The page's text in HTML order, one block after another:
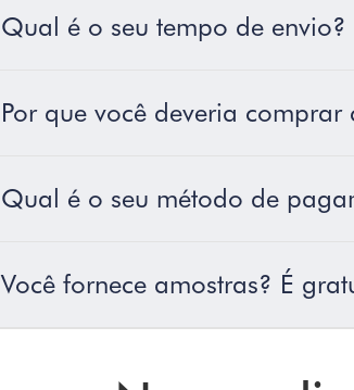
Qual é o seu tempo de envio?
Por que você deveria
Qual é o seu método de
Você fornece amostras? É